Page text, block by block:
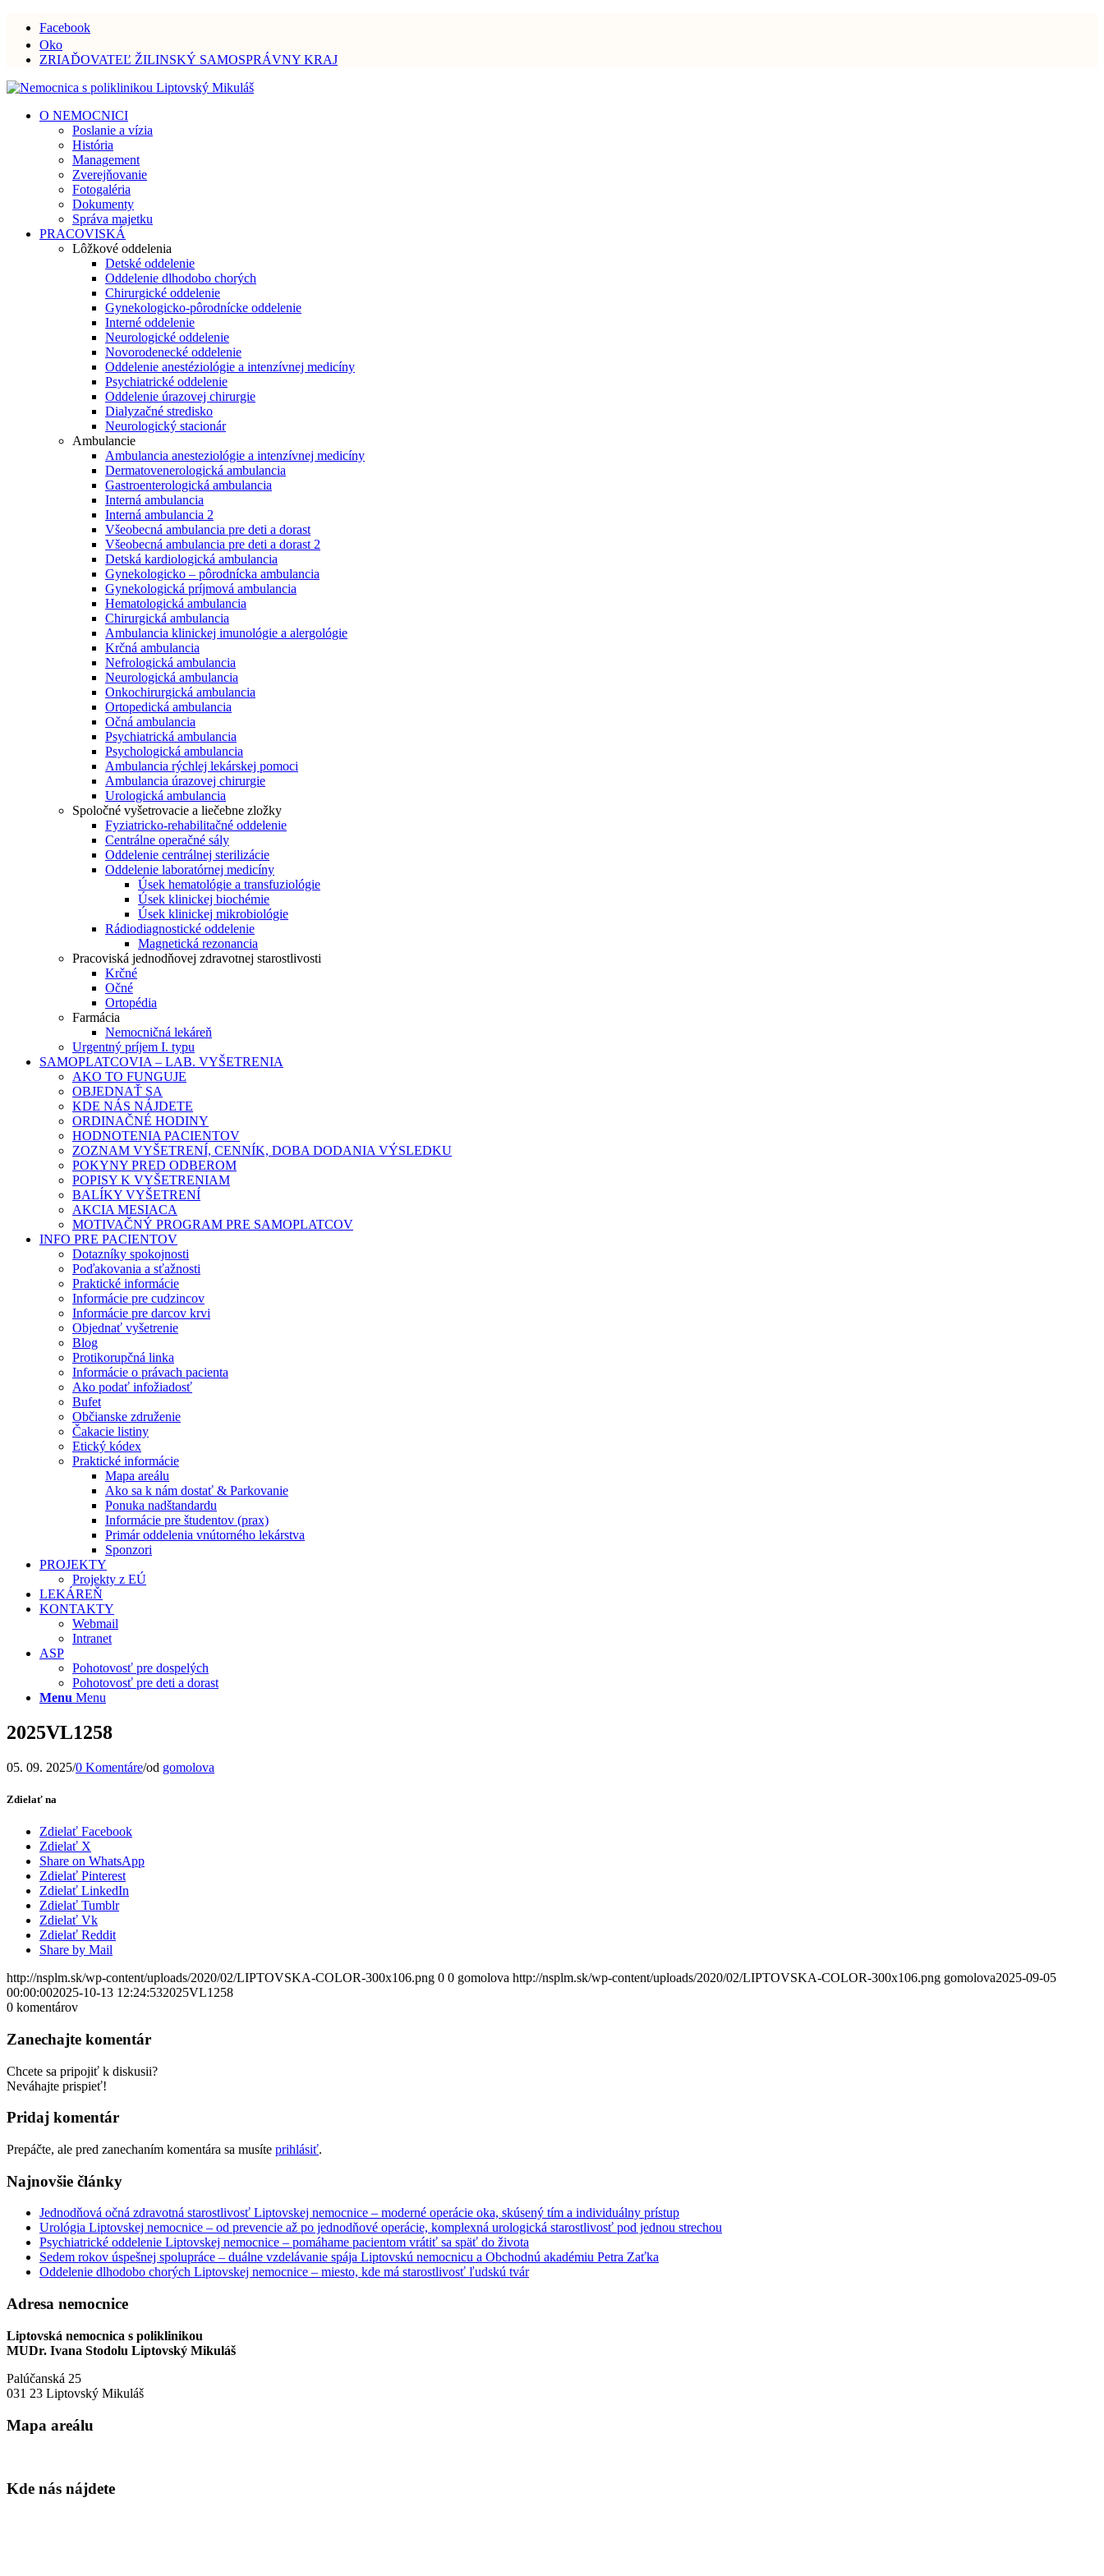
Facebook
Oko
ZRIAĎOVATEĽ ŽILINSKÝ SAMOSPRÁVNY KRAJ
O NEMOCNICI
Poslanie a vízia
História
Management
Zverejňovanie
Fotogaléria
Dokumenty
Správa majetku
PRACOVISKÁ
Lôžkové oddelenia
Detské oddelenie
Oddelenie dlhodobo chorých
Chirurgické oddelenie
Gynekologicko-pôrodnícke oddelenie
Interné oddelenie
Neurologické oddelenie
Novorodenecké oddelenie
Oddelenie anestéziológie a intenzívnej medicíny
Psychiatrické oddelenie
Oddelenie úrazovej chirurgie
Dialyzačné stredisko
Neurologický stacionár
Ambulancie
Ambulancia anesteziológie a intenzívnej medicíny
Dermatovenerologická ambulancia
Gastroenterologická ambulancia
Interná ambulancia
Interná ambulancia 2
Všeobecná ambulancia pre deti a dorast
Všeobecná ambulancia pre deti a dorast 2
Detská kardiologická ambulancia
Gynekologicko – pôrodnícka ambulancia
Gynekologická príjmová ambulancia
Hematologická ambulancia
Chirurgická ambulancia
Ambulancia klinickej imunológie a alergológie
Krčná ambulancia
Nefrologická ambulancia
Neurologická ambulancia
Onkochirurgická ambulancia
Ortopedická ambulancia
Očná ambulancia
Psychiatrická ambulancia
Psychologická ambulancia
Ambulancia rýchlej lekárskej pomoci
Ambulancia úrazovej chirurgie
Urologická ambulancia
Spoločné vyšetrovacie a liečebne zložky
Fyziatricko-rehabilitačné oddelenie
Centrálne operačné sály
Oddelenie centrálnej sterilizácie
Oddelenie laboratórnej medicíny
Úsek hematológie a transfuziológie
Úsek klinickej biochémie
Úsek klinickej mikrobiológie
Rádiodiagnostické oddelenie
Magnetická rezonancia
Pracoviská jednodňovej zdravotnej starostlivosti
Krčné
Očné
Ortopédia
Farmácia
Nemocničná lekáreň
Urgentný príjem I. typu
SAMOPLATCOVIA – LAB. VYŠETRENIA
AKO TO FUNGUJE
OBJEDNAŤ SA
KDE NÁS NÁJDETE
ORDINAČNÉ HODINY
HODNOTENIA PACIENTOV
ZOZNAM VYŠETRENÍ, CENNÍK, DOBA DODANIA VÝSLEDKU
POKYNY PRED ODBEROM
POPISY K VYŠETRENIAM
BALÍKY VYŠETRENÍ
AKCIA MESIACA
MOTIVAČNÝ PROGRAM PRE SAMOPLATCOV
INFO PRE PACIENTOV
Dotazníky spokojnosti
Poďakovania a sťažnosti
Praktické informácie
Informácie pre cudzincov
Informácie pre darcov krvi
Objednať vyšetrenie
Blog
Protikorupčná linka
Informácie o právach pacienta
Ako podať infožiadosť
Bufet
Občianske združenie
Čakacie listiny
Etický kódex
Praktické informácie
Mapa areálu
Ako sa k nám dostať & Parkovanie
Ponuka nadštandardu
Informácie pre študentov (prax)
Primár oddelenia vnútorného lekárstva
Sponzori
PROJEKTY
Projekty z EÚ
LEKÁREŇ
KONTAKTY
Webmail
Intranet
ASP
Pohotovosť pre dospelých
Pohotovosť pre deti a dorast
Menu Menu
2025VL1258
05. 09. 2025/0 Komentáre/od gomolova
Zdielať na
Zdielať Facebook
Zdielať X
Share on WhatsApp
Zdielať Pinterest
Zdielať LinkedIn
Zdielať Tumblr
Zdielať Vk
Zdielať Reddit
Share by Mail
http://nsplm.sk/wp-content/uploads/2020/02/LIPTOVSKA-COLOR-300x106.png 0 0 gomolova http://nsplm.sk/wp-content/uploads/2020/02/LIPTOVSKA-COLOR-300x106.png gomolova2025-09-05
00:00:002025-10-13 12:24:532025VL1258
0 komentárov
Zanechajte komentár
Chcete sa pripojiť k diskusii?
Neváhajte prispieť!
Pridaj komentár
Prepáčte, ale pred zanechaním komentára sa musíte prihlásiť.
Najnovšie články
Jednodňová očná zdravotná starostlivosť Liptovskej nemocnice – moderné operácie oka, skúsený tím a individuálny prístup
Urológia Liptovskej nemocnice – od prevencie až po jednodňové operácie, komplexná urologická starostlivosť pod jednou strechou
Psychiatrické oddelenie Liptovskej nemocnice – pomáhame pacientom vrátiť sa späť do života
Sedem rokov úspešnej spolupráce – duálne vzdelávanie spája Liptovskú nemocnicu a Obchodnú akadémiu Petra Zaťka
Oddelenie dlhodobo chorých Liptovskej nemocnice – miesto, kde má starostlivosť ľudskú tvár
Adresa nemocnice
Liptovská nemocnica s poliklinikou
MUDr. Ivana Stodolu Liptovský Mikuláš
Palúčanská 25
031 23 Liptovský Mikuláš
Mapa areálu
Kde nás nájdete